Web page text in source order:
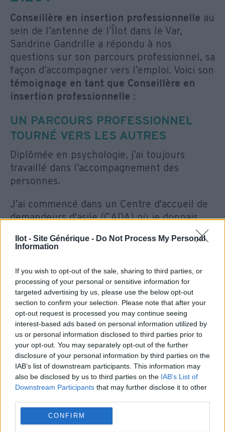
Ilot - Site Générique - Do Not Process My Personal
Information
If you wish to opt-out of the sale, sharing to third parties, or
processing of your personal or sensitive information for
targeted advertising by us, please use the below opt-out
section to confirm your selection. Please note that after your
opt-out request is processed you may continue seeing
interest-based ads based on personal information utilized by
us or personal information disclosed to third parties prior to
your opt-out. You may separately opt-out of the further
disclosure of your personal information by third parties on the
IAB’s list of downstream participants. This information may
also be disclosed by us to third parties on the IAB’s List of
Downstream Participants that may further disclose it to other
CONFIRM
Conseillère en insertion professionnelle au
sein de l’antenne de l’Îlot dans le Var,
Sandrine Gandrille a répondu à nos
questions sur son parcours professionnel, sa
façon d’accompagner vers l’emploi. Voici son
témoignage en tant que Conseillère en
insertion professionnelle :
UN PARCOURS PROFESSIONNEL
TOURNÉ VERS LES AUTRES
Diplômée en psychologie, j’ai toujours
travaillé dans l’accompagnement des
personnes.
J’ai commencé dans un Centre d'accueil de
demandeurs d'asile (CADA) où je donnais
des leçons de langue française et animais
des activités qui structuraient de façon
y séjournaient.
Puis j’ai accompagné des jeunes orientés
par la Mission locale. Sans diplôme, en
échec scolaire ou ayant rencontré des
difficultés dans leur parcours éducatif, ils
bénéficiaient d’une remise à niveau en
matières générales, deréflexion pour la
construction d’un projet professionnel ,
d’ateliers de sensibilisation pour favoriser
socialisation. Nous leur apprenions des
bases essentielles, comme la ponctualité, et